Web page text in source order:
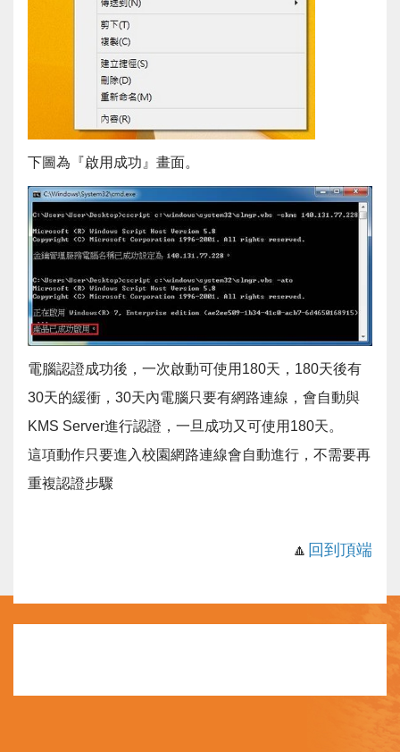
下圖為『啟用成功』畫面。
電腦認證成功後，一次啟動可使用180天，180天後有
30天的緩衝，30天內電腦只要有網路連線，會自動與
KMS Server進行認證，一旦成功又可使用180天。
這項動作只要進入校園網路連線會自動進行，不需要再
重複認證步驟
🔼 回到頂端